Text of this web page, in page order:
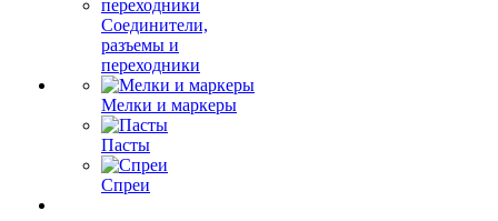
Соединители,
разъемы и
переходники
Мелки и маркеры
Пасты
Спреи